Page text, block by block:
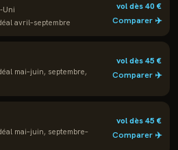
Uni
avril–septembre
vol dès40€
Comparer ✈️
mai–juin, septembre,
vol dès45 €
Comparer ✈️
mai–juin, septembre–
vol dès45 €
Comparer ✈️